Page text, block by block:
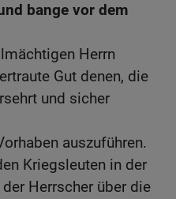
bange vor dem
Herrn
Gut denen, die
und sicher
auszuführen.
Kriegsleuten in der
Herrscher über die